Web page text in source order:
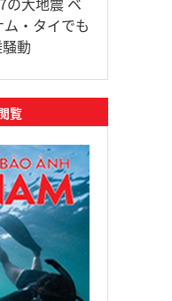
ム・タイでも
動
覧